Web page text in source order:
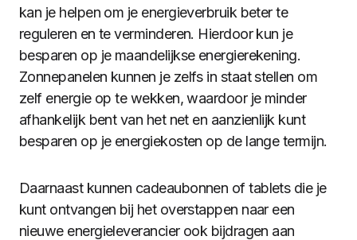
kan je helpen om je energieverbruik beter te
reguleren en te verminderen. Hierdoor kun je
besparen op je maandelijkse energierekening.
Zonnepanelen kunnen je zelfs in staat stellen om
zelf energie op te wekken, waardoor je minder
afhankelijk bent van het net en aanzienlijk kunt
besparen op je energiekosten op de lange termijn.
Daarnaast kunnen cadeaubonnen of tablets die je
kunt ontvangen bij het overstappen naar een
nieuwe energieleverancier ook bijdragen aan